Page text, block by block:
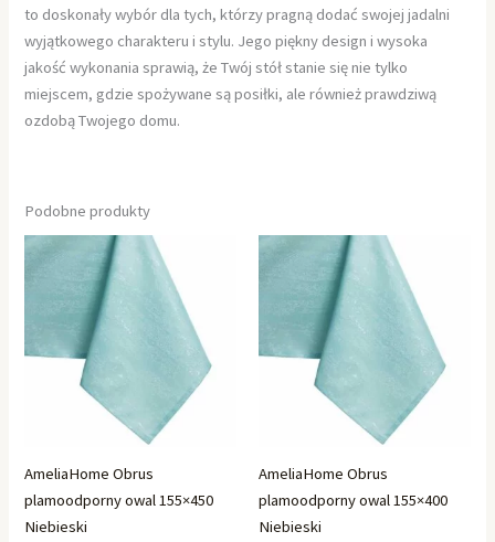
to doskonały wybór dla tych, którzy pragną dodać swojej jadalni
wyjątkowego charakteru i stylu. Jego piękny design i wysoka
jakość wykonania sprawią, że Twój stół stanie się nie tylko
miejscem, gdzie spożywane są posiłki, ale również prawdziwą
ozdobą Twojego domu.
Podobne produkty
AmeliaHome Obrus
plamoodporny owal 155×450
Niebieski
AmeliaHome Obrus
plamoodporny owal 155×400
Niebieski